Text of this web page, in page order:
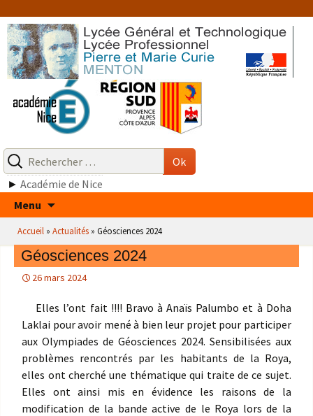
au
contenu
pour
:
Ok
► Académie de Nice
Menu
au
contenu
Accueil » Actualités » Géosciences 2024
Géosciences 2024
26 mars 2024
Elles l’ont fait !!!! Bravo à Anaïs Palumbo et à Doha
Laklai pour avoir mené à bien leur projet pour participer
aux Olympiades de Géosciences 2024. Sensibilisées aux
problèmes rencontrés par les habitants de la Roya,
elles ont cherché une thématique qui traite de ce sujet.
Elles ont ainsi mis en évidence les raisons de la
modification de la bande active de le Roya lors de la